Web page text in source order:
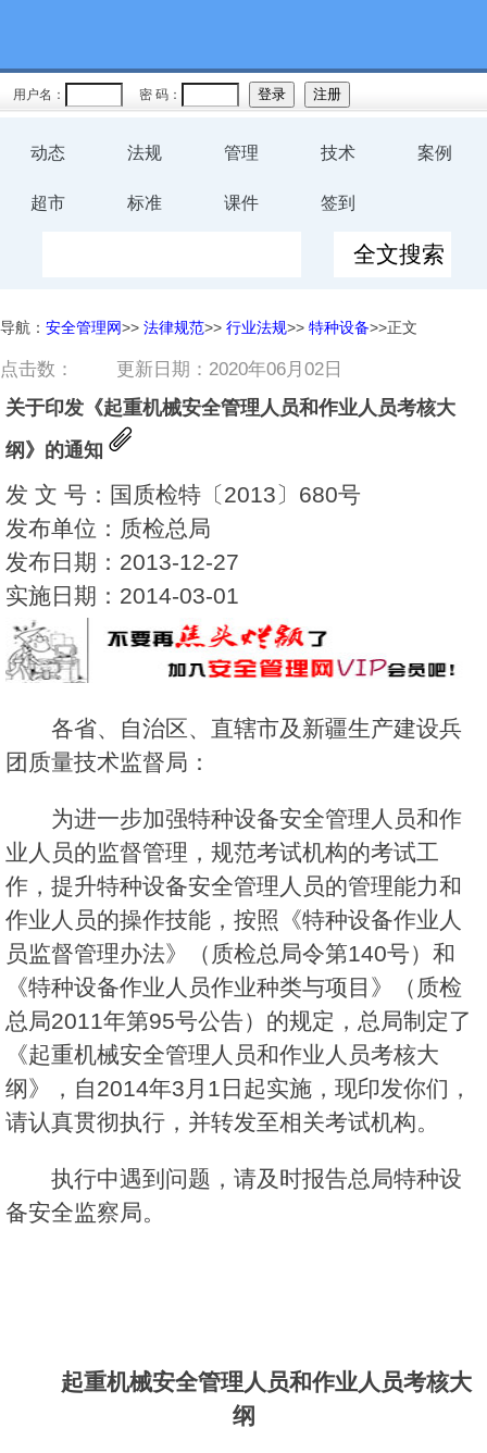
用户名： 密 码：
动态 法规 管理 技术 案例
超市 标准 课件 签到
导航： 安全管理网>> 法律规范>> 行业法规>> 特种设备>>正文
点击数： 更新日期：2020年06月02日
关于印发《起重机械安全管理人员和作业人员考核大
纲》的通知
发 文 号：国质检特〔2013〕680号
发布单位：质检总局
发布日期：2013-12-27
实施日期：2014-03-01
各省、自治区、直辖市及新疆生产建设兵
团质量技术监督局：
为进一步加强特种设备安全管理人员和作
业人员的监督管理，规范考试机构的考试工
作，提升特种设备安全管理人员的管理能力和
作业人员的操作技能，按照《特种设备作业人
员监督管理办法》（质检总局令第140号）和
《特种设备作业人员作业种类与项目》（质检
总局2011年第95号公告）的规定，总局制定了
《起重机械安全管理人员和作业人员考核大
纲》，自2014年3月1日起实施，现印发你们，
请认真贯彻执行，并转发至相关考试机构。
执行中遇到问题，请及时报告总局特种设
备安全监察局。
起重机械安全管理人员和作业人员考核大
纲